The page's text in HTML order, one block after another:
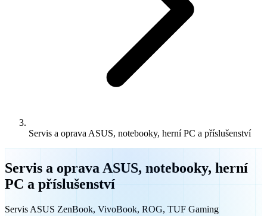
Servis a oprava ASUS, notebooky, herní PC a příslušenství
Servis a oprava ASUS, notebooky, herní
PC a příslušenství
Servis ASUS ZenBook, VivoBook, ROG, TUF Gaming